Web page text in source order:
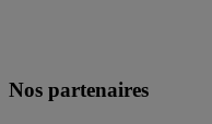
Est-ce que les pesticides
Nos partenaires